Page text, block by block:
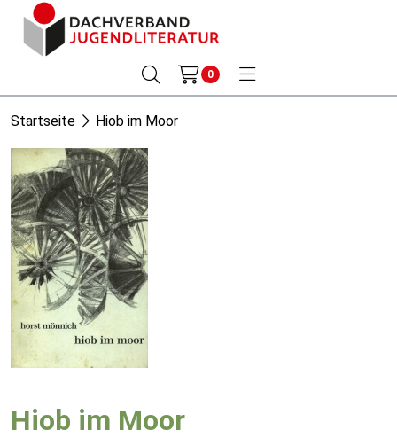
0
Startseite Hiob im Moor
Hiob im Moor